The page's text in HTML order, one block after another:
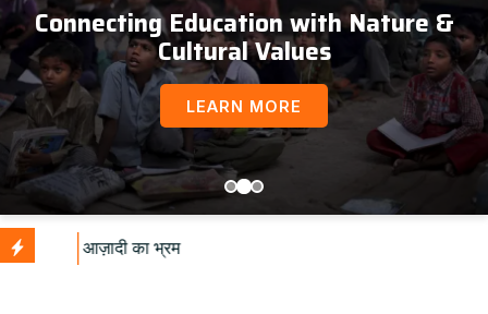
Connecting Education with Nature &
Cultural Values
LEARN MORE